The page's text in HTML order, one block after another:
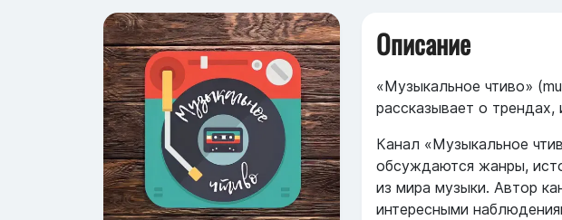
Описание
«Музыкальное чтиво»
рассказывает о
Канал «Музыкальное
обсуждаются жанры,
из мира музыки. Автор
интересными